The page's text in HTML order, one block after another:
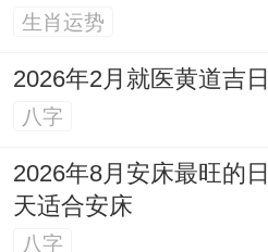
在这样的财运形势下，
今年的财务步骤应以「
主。做好预算，强制储
急资金，可考虑将部分
强的实物，若想提升正
生肖运势
2026年2月就医黄道吉
八字
2026年8月安床最旺的
天适合安床
八字